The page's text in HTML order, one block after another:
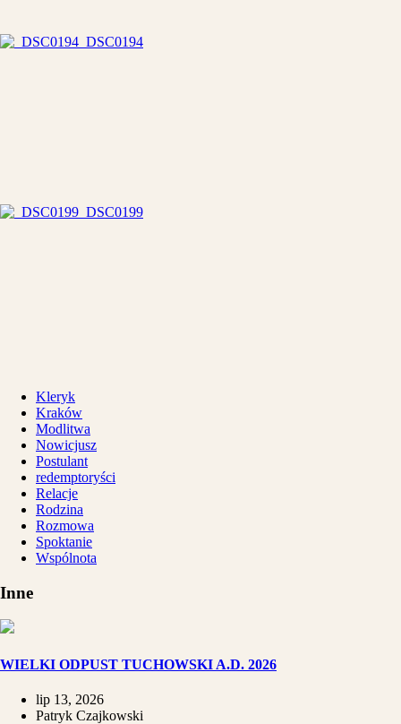
_DSC0194
_DSC0199
Kleryk
Kraków
Modlitwa
Nowicjusz
Postulant
redemptoryści
Relacje
Rodzina
Rozmowa
Spoktanie
Wspólnota
Inne
WIELKI ODPUST TUCHOWSKI A.D. 2026
lip 13, 2026
Patryk Czajkowski